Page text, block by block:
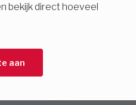
bekijk direct hoeveel
aan